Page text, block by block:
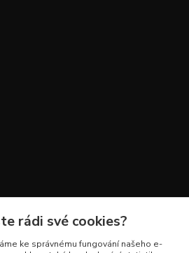
rádi své cookies?
ke správnému fungování našeho e-